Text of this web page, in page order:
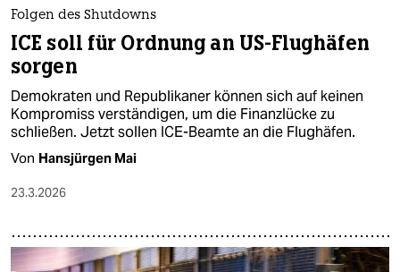
Folgen des Shutdowns
ICE soll für Ordnung an US-Flughäfen
sorgen
Demokraten und Republikaner können sich auf keinen
Kompromiss verständigen, um die Finanzlücke zu
schließen. Jetzt sollen ICE-Beamte an die Flughäfen.
Von Hansjürgen Mai
23.3.2026